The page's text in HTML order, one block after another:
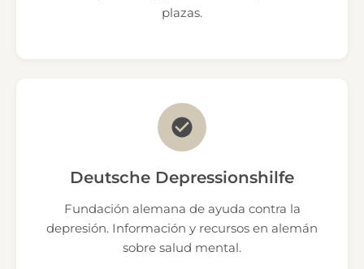
plazas.
Deutsche Depressionshilfe
Fundación alemana de ayuda contra la
depresión. Información y recursos en alemán
sobre salud mental.